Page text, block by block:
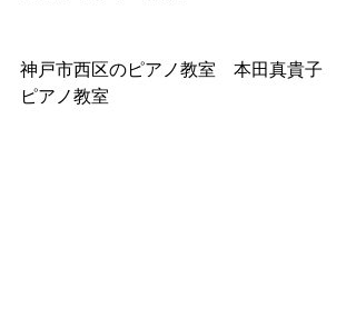
神戸市西区のピアノ教室　本田真貴子
ピアノ教室